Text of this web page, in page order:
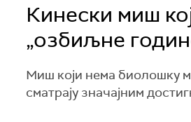
Кинески миш
„озбиљне
Миш који нема биолошку
сматрају значајним